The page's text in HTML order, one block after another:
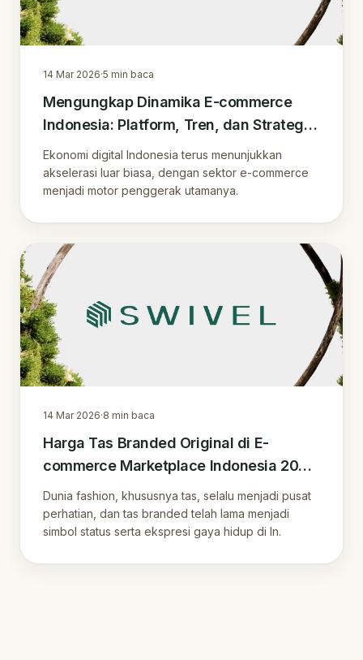
14 Mar 2026·5 min baca
Mengungkap Dinamika E-commerce
Indonesia: Platform, Tren, dan Strategi
Unggul
Ekonomi digital Indonesia terus menunjukkan
akselerasi luar biasa, dengan sektor e-commerce
menjadi motor penggerak utamanya.
14 Mar 2026·8 min baca
Harga Tas Branded Original di E-
commerce Marketplace Indonesia 2026:
Panduan Lengkap dan Strategi Belanja
Cerdas
Dunia fashion, khususnya tas, selalu menjadi pusat
perhatian, dan tas branded telah lama menjadi
simbol status serta ekspresi gaya hidup di In.